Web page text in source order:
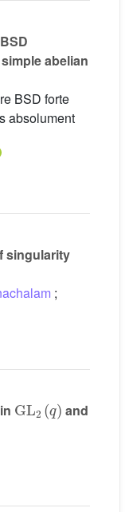
abelian
BSD forte
absolument
singularity
;
( q
and